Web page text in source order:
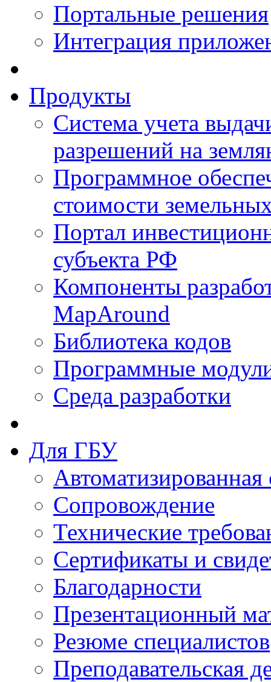
Портальные решения
Интеграция
Продукты
Система учета
разрешений на
Программное
стоимости
Портал
субъекта РФ
Компоненты
MapAround
Библиотека кодов
Программные
Среда разработки
Для ГБУ
Сопровождение
Технические
Сертификаты и
Благодарности
Презентационный
Резюме специалистов
Преподавательская